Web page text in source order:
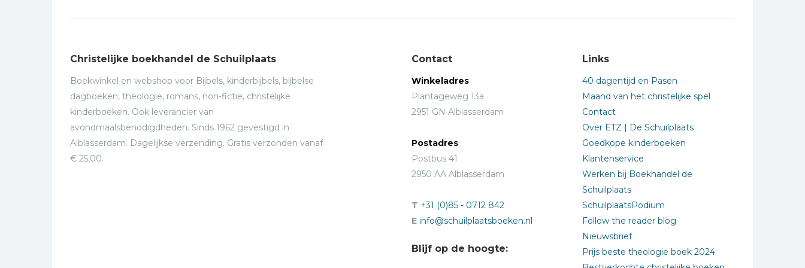
Christelijke boekhandel de Schuilplaats
Boekwinkel en webshop voor Bijbels, kinderbijbels, bijbelse
dagboeken, theologie, romans, non-fictie, christelijke
kinderboeken. Ook leverancier van
avondmaalsbenodigdheden. Sinds 1962 gevestigd in
Alblasserdam. Dagelijkse verzending. Gratis verzonden vanaf
€ 25,00.
Contact
Winkeladres
Plantageweg 13a
2951 GN Alblasserdam
Postadres
Postbus 41
2950 AA Alblasserdam
T +31 (0)85 - 0712 842
E info@schuilplaatsboeken.nl
Blijf op de hoogte:
Links
40 dagentijd en Pasen
Maand van het christelijke spel
Contact
Over ETZ | De Schuilplaats
Goedkope kinderboeken
Klantenservice
Werken bij Boekhandel de
Schuilplaats
SchuilplaatsPodium
Follow the reader blog
Nieuwsbrief
Prijs beste theologie boek 2024